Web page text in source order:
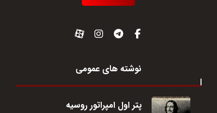
نوشته های عمومی
پتر اول امپراتور روسیه